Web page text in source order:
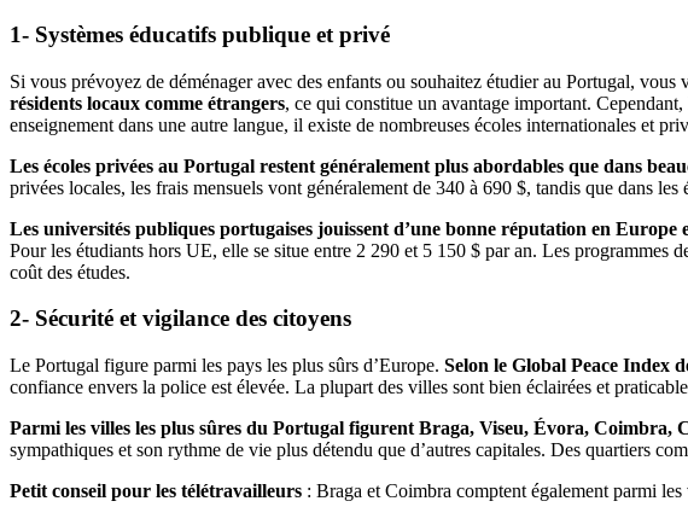
1- Systèmes éducatifs publique et privé
Si vous prévoyez de déménager avec des enfants ou souhaitez étudier au Portugal,
résidents locaux comme étrangers, ce qui constitue un avantage important.
enseignement dans une autre langue, il existe de nombreuses écoles internationales et
Les écoles privées au Portugal restent généralement plus abordables que dans
privées locales, les frais mensuels vont généralement de 340 à 690 $, tandis que dans
Les universités publiques portugaises jouissent d’une bonne réputation en
Pour les étudiants hors UE, elle se situe entre 2 290 et 5 150 $ par an. Les programmes
coût des études.
2- Sécurité et vigilance des citoyens
Le Portugal figure parmi les pays les plus sûrs d’Europe. Selon le Global Peace Index
confiance envers la police est élevée. La plupart des villes sont bien éclairées et
Parmi les villes les plus sûres du Portugal figurent Braga, Viseu, Évora, Coimbra,
sympathiques et son rythme de vie plus détendu que d’autres capitales. Des quartiers
Petit conseil pour les télétravailleurs : Braga et Coimbra comptent également parmi